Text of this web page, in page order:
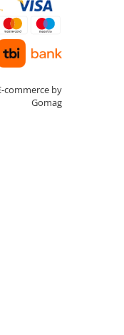
commerce by
Gomag